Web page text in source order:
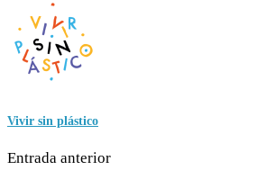
Vivir sin plástico
Entrada anterior